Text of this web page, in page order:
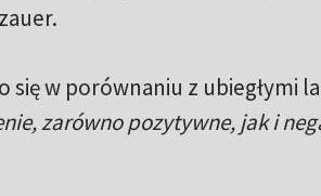
w porównaniu z ubiegłymi
zarówno pozytywne, jak i